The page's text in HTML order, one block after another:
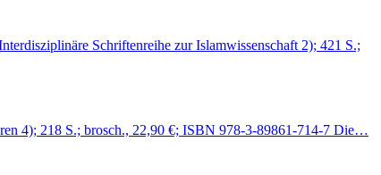
Schriftenreihe zur Islamwissenschaft 2); 421 S.;
4); 218 S.; brosch., 22,90 €; ISBN 978-3-89861-714-7 Die…